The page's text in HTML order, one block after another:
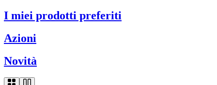
I miei prodotti preferiti
Azioni
Novità